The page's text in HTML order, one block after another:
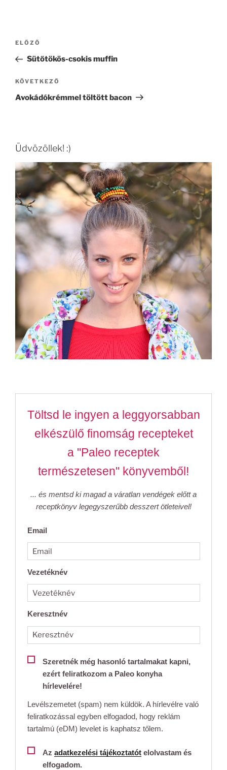
Bejegyzés
Korábbi
bejegyzés
ELŐZŐ
Sütőtökös-csokis muffin
Következő
bejegyzés
KÖVETKEZŐ
Avokádókrémmel töltött bacon
Üdvözöllek! :)
Töltsd le ingyen a leggyorsabban
elkészülő finomság recepteket
a "Paleo receptek
természetesen" könyvemből!
... és mentsd ki magad a váratlan vendégek előtt a
receptkönyv legegyszerűbb desszert ötleteivel!
Email
Vezetéknév
Keresztnév
Szeretnék még hasonló tartalmakat kapni,
ezért feliratkozom a Paleo konyha
hírlevelére!
Levélszemetet (spam) nem küldök. A hírlevélre való
feliratkozással egyben elfogadod, hogy reklám
tartalmú (eDM) levelet is kaphatsz tőlem.
Az adatkezelési tájékoztatótelolvastam és
elfogadom.